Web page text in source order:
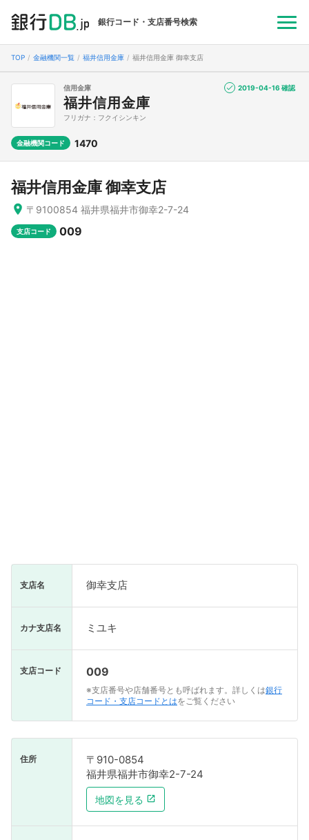
銀行コード・支店番号検索
TOP 金融機関一覧 福井信用金庫 福井信用金庫 御幸支店
信用金庫
福井信用金庫
フリガナ：フクイシンキン
金融機関コード 1470
2019-04-16 確認
福井信用金庫 御幸支店
〒9100854 福井県福井市御幸2-7-24
支店コード 009
支店名 御幸支店
カナ支店名 ミユキ
支店コード 009
※支店番号や店舗番号とも呼ばれます。詳しくは銀行
コード・支店コードとはをご覧ください
住所
〒910-0854
福井県福井市御幸2-7-24
地図を見る